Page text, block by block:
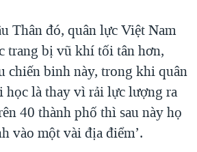
Thân đó, quân lực Việt Nam
trang bị vũ khí tối tân hơn,
chiến binh này, trong khi quân
học là thay vì rải lực lượng ra
40 thành phố thì sau này họ
vào một vài địa điểm’.